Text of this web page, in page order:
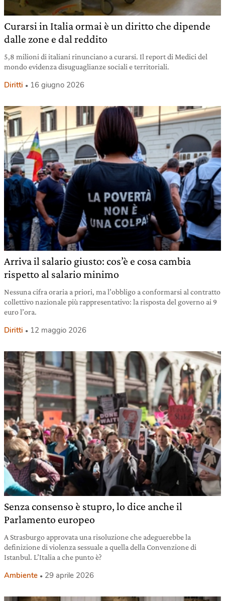
Curarsi in Italia ormai è un diritto che dipende
dalle zone e dal reddito
5,8 milioni di italiani rinunciano a curarsi. Il report di Medici del
mondo evidenza disuguaglianze sociali e territoriali.
Diritti 16 giugno 2026
Arriva il salario giusto: cos’è e cosa cambia
rispetto al salario minimo
Nessuna cifra oraria a priori, ma l’obbligo a conformarsi al contratto
collettivo nazionale più rappresentativo: la risposta del governo ai 9
euro l’ora.
Diritti 12 maggio 2026
Senza consenso è stupro, lo dice anche il
Parlamento europeo
A Strasburgo approvata una risoluzione che adeguerebbe la
definizione di violenza sessuale a quella della Convenzione di
Istanbul. L’Italia a che punto è?
Ambiente 29 aprile 2026